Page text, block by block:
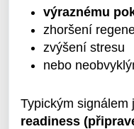
výraznému
zhoršení
zvýšení stresu
nebo
Typickým signálem
readiness